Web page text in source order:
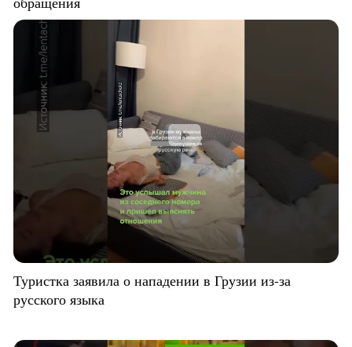
Туристка заявила о нападении в Грузии из-за
русского языка